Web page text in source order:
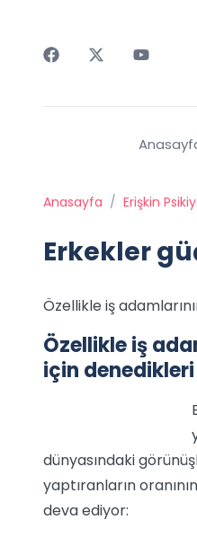
Anasayfa / Erişkin
Erkekler
Özellikle iş
Özellikle iş
için
dünyasındaki
yaptıranların
deva ediyor: